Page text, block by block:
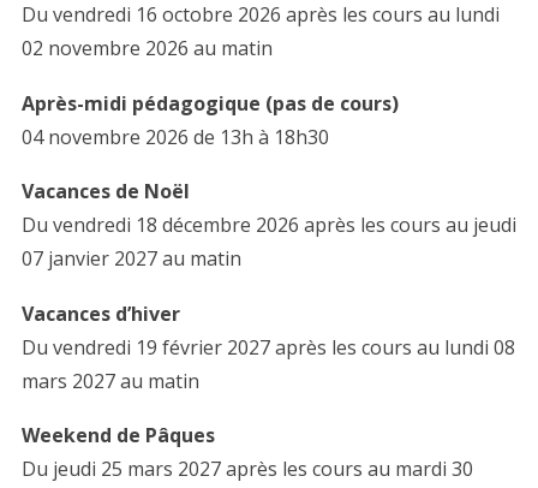
Du vendredi 16 octobre 2026 après les cours au lundi
02 novembre 2026 au matin
Après-midi pédagogique (pas de cours)
04 novembre 2026 de 13h à 18h30
Vacances de Noël
Du vendredi 18 décembre 2026 après les cours au jeudi
07 janvier 2027 au matin
Vacances d’hiver
Du vendredi 19 février 2027 après les cours au lundi 08
mars 2027 au matin
Weekend de Pâques
Du jeudi 25 mars 2027 après les cours au mardi 30